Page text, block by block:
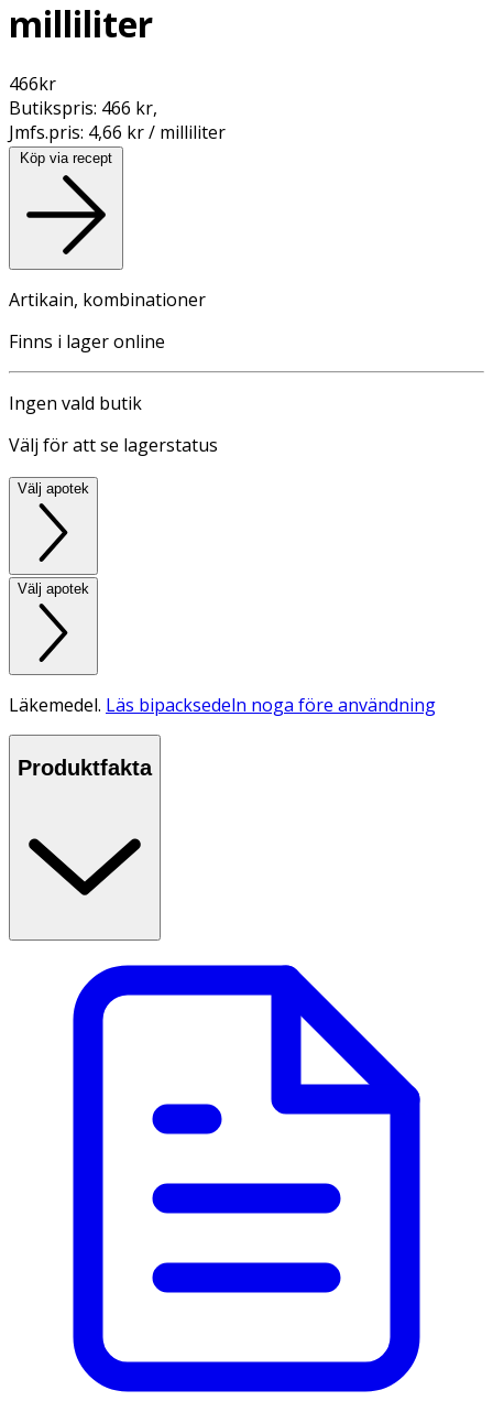
milliliter
466kr
Butikspris: 466 kr,
Jmfs.pris: 4,66 kr / milliliter
Köp via recept
Artikain, kombinationer
Finns i lager online
Ingen vald butik
Välj för att se lagerstatus
Välj apotek
Välj apotek
Läkemedel. Läs bipacksedeln noga före användning
Produktfakta